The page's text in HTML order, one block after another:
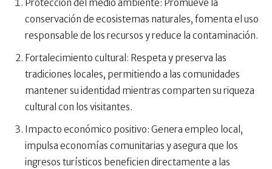
Protección del medio ambiente: Promueve la
conservación de ecosistemas naturales, fomenta el uso
responsable de los recursos y reduce la contaminación.
Fortalecimiento cultural: Respeta y preserva las
tradiciones locales, permitiendo a las comunidades
mantener su identidad mientras comparten su riqueza
cultural con los visitantes.
Impacto económico positivo: Genera empleo local,
impulsa economías comunitarias y asegura que los
ingresos turísticos beneficien directamente a las